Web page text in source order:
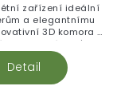
Detail
zařízení ideální
a elegantnímu
3D komora s
a perfektní chuť
režimy,
vizuální kontrolu
takže Pivot je